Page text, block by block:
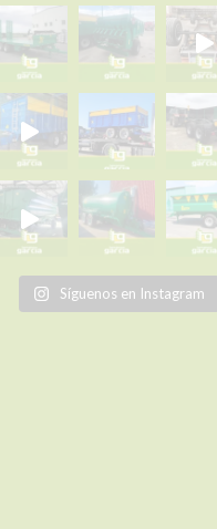
Síguenos en Instagram